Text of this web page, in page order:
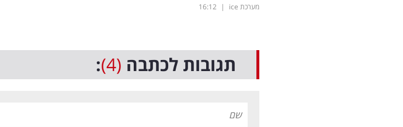
מערכת ice |
16:12
תגובות לכתבה (4)
: